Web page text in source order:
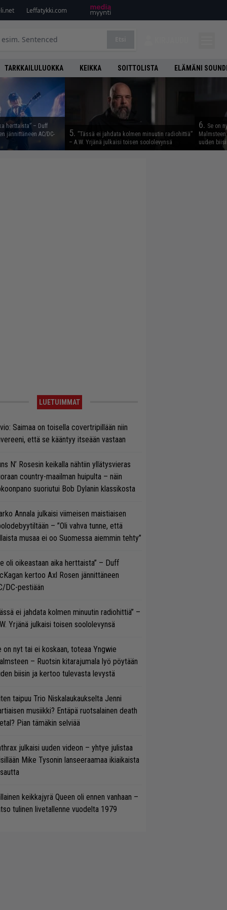
Leffatykki.com
TARKKAILULUOKKA KEIKKA SOITTOLISTA ELÄMÄNI
herttaista” – Duff
jännittäneen AC/DC-
5. ”Tässä ei jahdata kolmen minuutin radiohittiä”
– A.W. Yrjänä julkaisi toisen soololevynsä
6. Se on
uuden
LUETUIMMAT
Saimaa on toisella covertripillään niin
että se kääntyy itseään vastaan
N’ Rosesin keikalla nähtiin yllätysvieras
country-maailman huipulta – näin
suoriutui Bob Dylanin klassikosta
Annala julkaisi viimeisen maistiaisen
– ”Oli vahva tunne, että
musaa ei oo Suomessa aiemmin tehty”
oli oikeastaan aika herttaista” – Duff
kertoo Axl Rosen jännittäneen
DC-pestiään
ei jahdata kolmen minuutin radiohittiä” –
Yrjänä julkaisi toisen soololevynsä
on nyt tai ei koskaan, toteaa Yngwie
– Ruotsin kitarajumala lyö pöytään
biisin ja kertoo tulevasta levystä
taipuu Trio Niskalaukaukselta Jenni
musiikki? Entäpä ruotsalainen death
Pian tämäkin selviää
julkaisi uuden videon – yhtye julistaa
Mike Tysonin lanseeraamaa ikiaikaista
keikkajyrä Queen oli ennen vanhaan –
tulinen livetallenne vuodelta 1979